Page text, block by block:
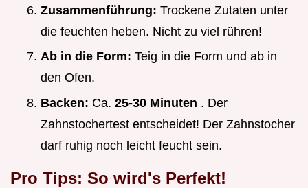
Zusammenführung: Trockene Zutaten unter
die feuchten heben. Nicht zu viel rühren!
Ab in die Form: Teig in die Form und ab in
den Ofen.
Backen: Ca. 25-30 Minuten . Der
Zahnstochertest entscheidet! Der Zahnstocher
darf ruhig noch leicht feucht sein.
Pro Tips: So wird's Perfekt!